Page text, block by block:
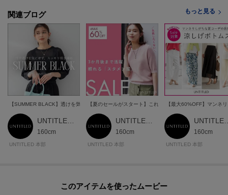
関連ブログ もっと見る
【SUMMER BLACK】透けを気にせずスッキリ細見え
160cm
UNTITLED 本部
【夏のセールがスタート】これを見れば狙い目アイテムが丸
160cm
UNTITLED 本部
【最大60%OFF】マンネ
160cm
UNTITLED 本部
このアイテムを使ったムービー